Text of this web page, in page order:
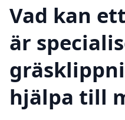
Vad kan
är
hjälpa till